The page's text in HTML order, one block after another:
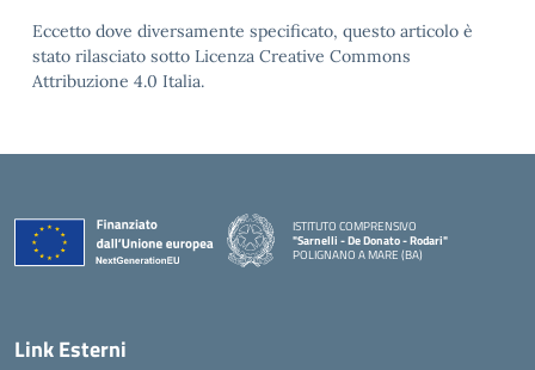
Eccetto dove diversamente specificato, questo articolo è
stato rilasciato sotto Licenza Creative Commons
Attribuzione 4.0 Italia.
ISTITUTO COMPRENSIVO
"Sarnelli - De Donato - Rodari"
POLIGNANO A MARE (BA)
Link Esterni